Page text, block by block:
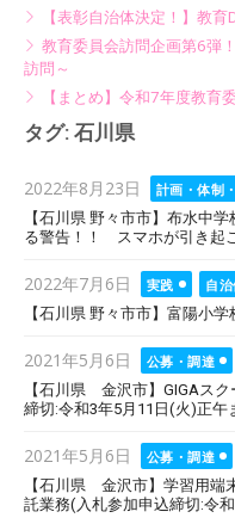
【表彰自治体決定！】教
教育委員会訪問企画第6弾
訪問～
【まとめ】令和7年度教育
タグ: 石川県
Posted
on
2022年8月23日 計画・体制
【石川県 野々市市】布水中
る警告！！ スマホが引き起
Posted
on
2022年7月6日 実践
自
【石川県 野々市市】富陽小
Posted
on
2021年5月6日 公募・調達
【石川県 金沢市】GIGAス
締切:令和3年5月11日(火)正午
Posted
on
2021年5月6日 公募・調達
【石川県 金沢市】学習用端
託業務(入札参加申込締切:令